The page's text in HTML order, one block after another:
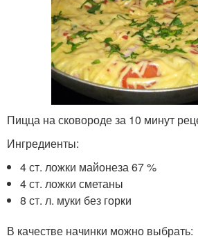
Пицца на сковороде за 10 минут
Ингредиенты:
4 ст. ложки майонеза 67 %
4 ст. ложки сметаны
8 ст. л. муки без горки
В качестве начинки можно выбрать: